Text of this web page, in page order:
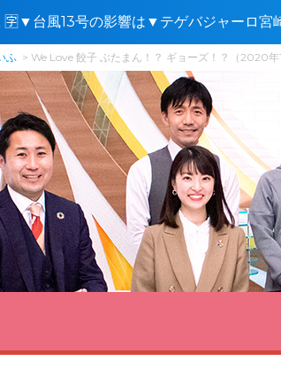
台風13号の影響は▼テゲバジャーロ宮
ふ We Love 餃子 ぶたまん！？ ギョーズ！？（2020